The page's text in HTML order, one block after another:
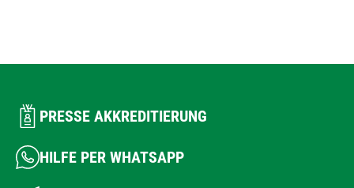
PRESSE AKKREDITIERUNG
HILFE PER WHATSAPP